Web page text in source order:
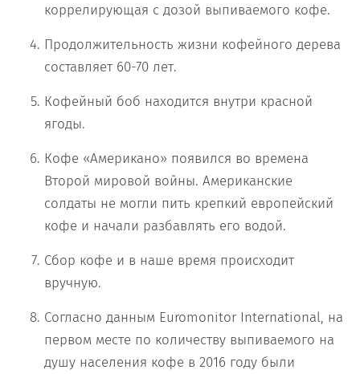
коррелирующая с дозой выпиваемого кофе.
Продолжительность жизни кофейного дерева
составляет 60-70 лет.
Кофейный боб находится внутри красной
ягоды.
Кофе «Американо» появился во времена
Второй мировой войны. Американские
солдаты не могли пить крепкий европейский
кофе и начали разбавлять его водой.
Сбор кофе и в наше время происходит
вручную.
Согласно данным Euromonitor International, на
первом месте по количеству выпиваемого на
душу населения кофе в 2016 году были